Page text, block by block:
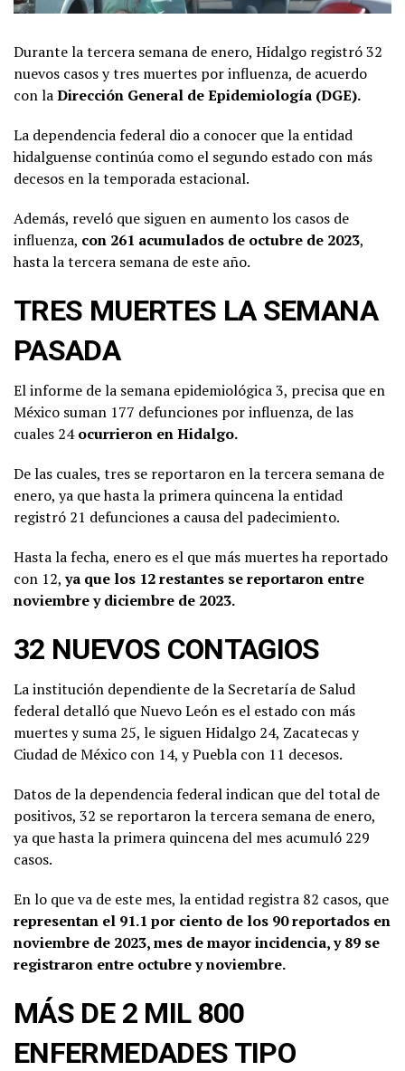
Durante la tercera semana de enero, Hidalgo registró 32
nuevos casos y tres muertes por influenza, de acuerdo
con laDirección General de Epidemiología (DGE).
La dependencia federal dio a conocer que la entidad
hidalguense continúa como el segundo estado con más
decesos en la temporada estacional.
Además, reveló que siguen en aumento los casos de
influenza, con 261 acumulados de octubre de 2023,
hasta la tercera semana de este año.
TRES MUERTES LA SEMANA
PASADA
El informe de la semana epidemiológica 3, precisa que en
México suman 177 defunciones por influenza, de las
cuales 24ocurrieron en Hidalgo.
De las cuales, tres se reportaron en la tercera semana de
enero, ya que hasta la primera quincena la entidad
registró 21 defunciones a causa del padecimiento.
Hasta la fecha, enero es el que más muertes ha reportado
con 12,ya que los 12 restantes se reportaron entre
noviembre y diciembre de 2023.
32 NUEVOS CONTAGIOS
La institución dependiente de la Secretaría de Salud
federal detalló que Nuevo León es el estado con más
muertes y suma 25, le siguen Hidalgo 24, Zacatecas y
Ciudad de México con 14, y Puebla con 11 decesos.
Datos de la dependencia federal indican que del total de
positivos, 32 se reportaron la tercera semana de enero,
ya que hasta la primera quincena del mes acumuló 229
casos.
En lo que va de este mes, la entidad registra 82 casos, que
representan el 91.1 por ciento de los 90 reportados en
noviembre de 2023, mes de mayor incidencia, y 89 se
registraron entre octubre y noviembre.
MÁS DE 2 MIL 800
ENFERMEDADES TIPO